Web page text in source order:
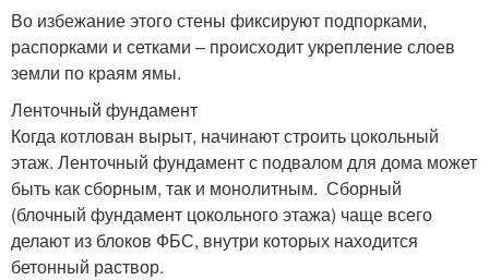
Во избежание этого стены фиксируют подпорками,
распорками и сетками – происходит укрепление слоев
земли по краям ямы.
Ленточный фундамент
Когда котлован вырыт, начинают строить цокольный
этаж. Ленточный фундамент с подвалом для дома может
быть как сборным, так и монолитным. Сборный
(блочный фундамент цокольного этажа) чаще всего
делают из блоков ФБС, внутри которых находится
бетонный раствор.